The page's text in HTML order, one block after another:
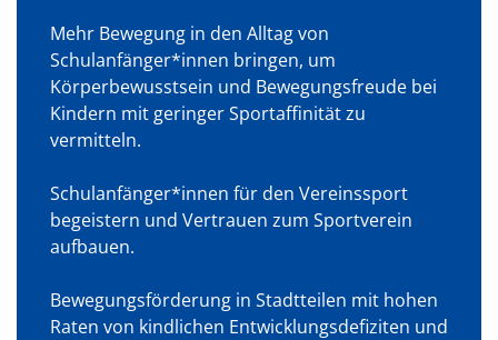
Mehr Bewegung in den Alltag von
Schulanfänger*innen bringen, um
Körperbewusstsein und Bewegungsfreude bei
Kindern mit geringer Sportaffinität zu
vermitteln.
Schulanfänger*innen für den Vereinssport
begeistern und Vertrauen zum Sportverein
aufbauen.
Bewegungsförderung in Stadtteilen mit hohen
Raten von kindlichen Entwicklungsdefiziten und